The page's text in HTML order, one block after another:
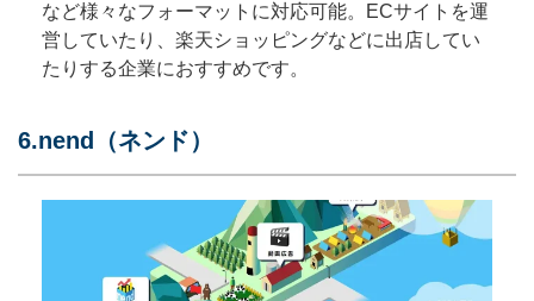
など様々なフォーマットに対応可能。ECサイトを運
営していたり、楽天ショッピングなどに出店してい
たりする企業におすすめです。
6.nend（ネンド）